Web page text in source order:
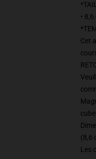
•
Cet
(8,6
Les